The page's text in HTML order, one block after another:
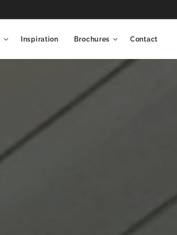
Inspiration Brochures Contact